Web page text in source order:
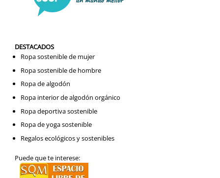
DESTACADOS
Ropa sostenible de mujer
Ropa sostenible de hombre
Ropa de algodón
Ropa interior de algodón orgánico
Ropa deportiva sostenible
Ropa de yoga sostenible
Regalos ecológicos y sostenibles
Puede que te interese: